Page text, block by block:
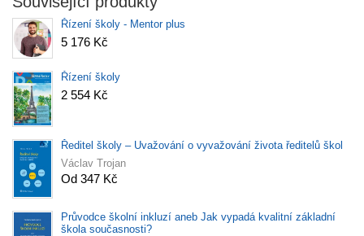
Řízení školy - Mentor plus
5 176 Kč
Řízení školy
2 554 Kč
Ředitel školy – Uvažování o vyvažování života ředitelů škol
Václav Trojan
Od 347 Kč
Průvodce školní inkluzí aneb Jak vypadá kvalitní základní
škola současnosti?